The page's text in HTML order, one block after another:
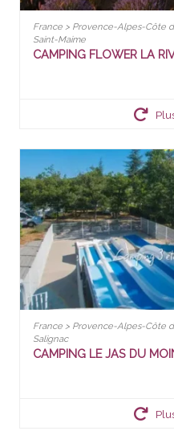
France > Provence-Alpes-Côte
Saint-Maime
CAMPING FLOWER LA
France > Provence-Alpes-Côte
Salignac
CAMPING LE JAS DU